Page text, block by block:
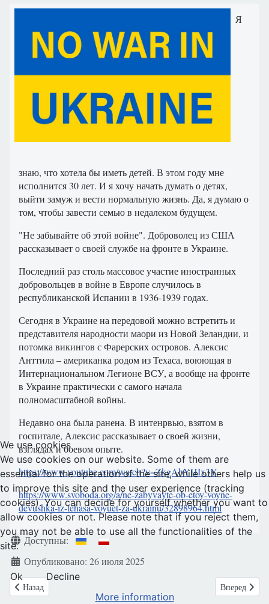
Я
знаю, что хотела бы иметь детей. В этом году мне
исполнится 30 лет. И я хочу начать думать о детях,
выйти замуж и вести нормальную жизнь. Да, я думаю о
том, чтобы завести семью в недалеком будущем.
"Не забывайте об этой войне". Доброволец из США
рассказывает о своей службе на фронте в Украине.
Последний раз столь массовое участие иностранных
добровольцев в войне в Европе случилось в
республиканской Испании в 1936-1939 годах.
Сегодня в Украине на передовой можно встретить и
представителя народности маори из Новой Зеландии, и
потомка викингов с Фарерских островов. Алексис
Анттила – американка родом из Техаса, воюющая в
Интернациональном Легионе ВСУ, а вообще на фронте
в Украине практически с самого начала
полномасштабной войны.
Недавно она была ранена. В интенрвью, взятом в
госпитале, Алексис рассказывает о своей жизни,
взглядах и боевом опыте.
https://www.youtube.com/watch?v=ZkgAbYHIx3Y
https://www.svoboda.org/a/ne-zabyvayte-ob-etoy-voyne-
devushka-iz-tehasa-voyuet-za-ukrainu/32898964.html
Информация о материале
Доступны:
Опубликовано: 26 июля 2025
Предыдущий: Наиболее густонаселённые страны мира борются с
Назад Следующий:
Вперед
We use cookies
We use cookies on our website. Some of them are
essential for the operation of the site, while others help us
to improve this site and the user experience (tracking
cookies). You can decide for yourself whether you want to
allow cookies or not. Please note that if you reject them,
you may not be able to use all the functionalities of the
site.
Ok
Decline
More information